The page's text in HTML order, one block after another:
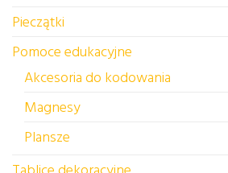
Pieczątki
Pomoce edukacyjne
Akcesoria do kodowania
Magnesy
Plansze